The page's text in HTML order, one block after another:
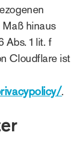
hinaus
Abs. 1 lit. f
Cloudflare ist
.